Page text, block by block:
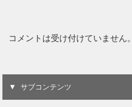
コメントは受け付けていません。
サブコンテンツ